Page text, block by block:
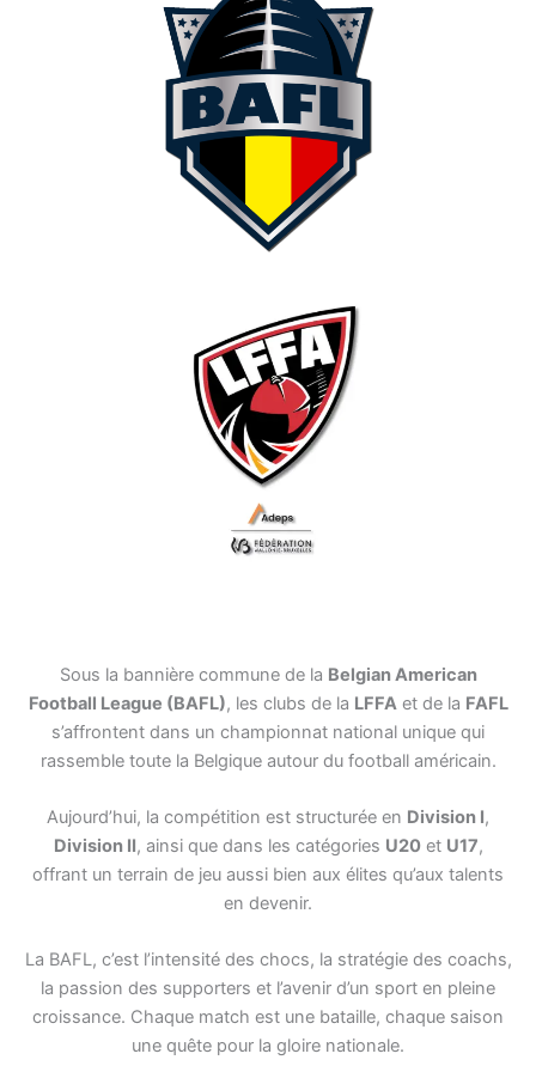
Sous la bannière commune de la Belgian American
Football League (BAFL), les clubs de la LFFA et de la FAFL
s’affrontent dans un championnat national unique qui
rassemble toute la Belgique autour du football américain.
Aujourd’hui, la compétition est structurée en Division I,
Division II, ainsi que dans les catégories U20et U17,
offrant un terrain de jeu aussi bien aux élites qu’aux talents
en devenir.
La BAFL, c’est l’intensité des chocs, la stratégie des coachs,
la passion des supporters et l’avenir d’un sport en pleine
croissance. Chaque match est une bataille, chaque saison
une quête pour la gloire nationale.